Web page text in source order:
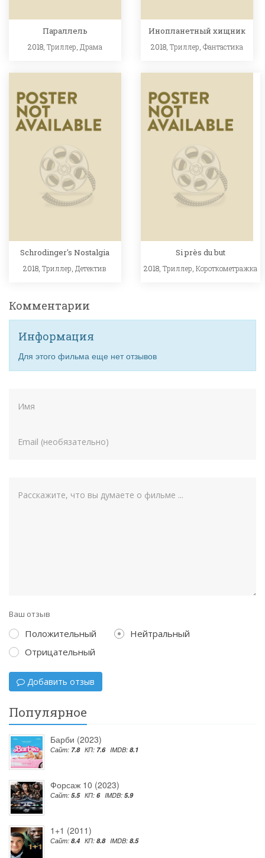
Параллель
2018, Триллер Драма
Инопланетный хищник
2018,Триллер ,Фантастика
Schrodinger's Nostalgia
2018,Триллер Детектив
Si près du but
2018,Триллер ,Короткометражка
Комментарии
Информация
Для этого фильма еще нет отзывов
Ваш отзыв
Положительный
Нейтральный
Отрицательный
Добавить отзыв
Популярное
Барби (2023)
Сайт: 7.8 КП: 7.6 IMDB: 8.1
Форсаж 10 (2023)
Сайт: 5.5 КП: 6 IMDB: 5.9
1+1 (2011)
Сайт: 8.4 КП: 8.8 IMDB: 8.5